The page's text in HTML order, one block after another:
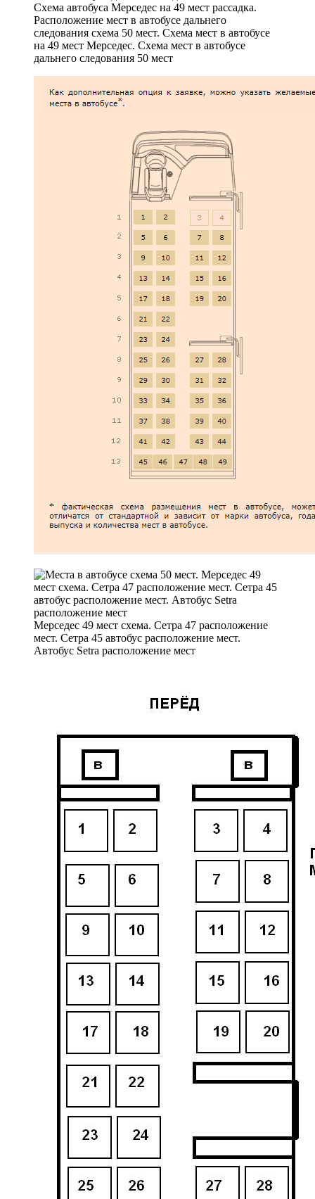
Схема автобуса Мерседес на 49 мест рассадка.
Расположение мест в автобусе дальнего
следования схема 50 мест. Схема мест в автобусе
на 49 мест Мерседес. Схема мест в автобусе
дальнего следования 50 мест
Мерседес 49 мест схема. Сетра 47 расположение
мест. Сетра 45 автобус расположение мест.
Автобус Setra расположение мест